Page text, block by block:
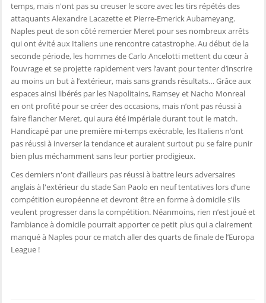
temps, mais n'ont pas su creuser le score avec les tirs répétés des
attaquants Alexandre Lacazette et Pierre-Emerick Aubameyang.
Naples peut de son côté remercier Meret pour ses nombreux arrêts
qui ont évité aux Italiens une rencontre catastrophe. Au début de la
seconde période, les hommes de Carlo Ancelotti mettent du cœur à
l’ouvrage et se projette rapidement vers l’avant pour tenter d’inscrire
au moins un but à l’extérieur, mais sans grands résultats… Grâce aux
espaces ainsi libérés par les Napolitains, Ramsey et Nacho Monreal
en ont profité pour se créer des occasions, mais n’ont pas réussi à
faire flancher Meret, qui aura été impériale durant tout le match.
Handicapé par une première mi-temps exécrable, les Italiens n’ont
pas réussi à inverser la tendance et auraient surtout pu se faire punir
bien plus méchamment sans leur portier prodigieux.
Ces derniers n'ont d’ailleurs pas réussi à battre leurs adversaires
anglais à l'extérieur du stade San Paolo en neuf tentatives lors d’une
compétition européenne et devront être en forme à domicile s'ils
veulent progresser dans la compétition. Néanmoins, rien n’est joué et
l’ambiance à domicile pourrait apporter ce petit plus qui a clairement
manqué à Naples pour ce match aller des quarts de finale de l’Europa
League !